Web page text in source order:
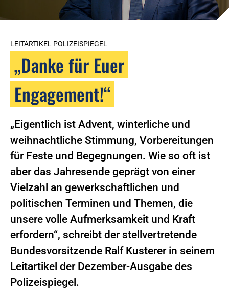
LEITARTIKEL POLIZEISPIEGEL
„Danke für Euer
Engagement!“
„Eigentlich ist Advent, winterliche und
weihnachtliche Stimmung, Vorbereitungen
für Feste und Begegnungen. Wie so oft ist
aber das Jahresende geprägt von einer
Vielzahl an gewerkschaftlichen und
politischen Terminen und Themen, die
unsere volle Aufmerksamkeit und Kraft
erfordern“, schreibt der stellvertretende
Bundesvorsitzende Ralf Kusterer in seinem
Leitartikel der Dezember-Ausgabe des
Polizeispiegel.